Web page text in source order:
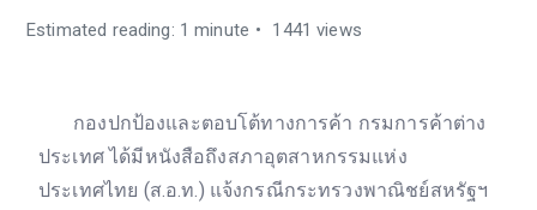
Estimated reading: 1 minute 1441 views
กองปกป้องและตอบโต้ทางการค้า กรมการค้าต่าง
ประเทศ ได้มีหนังสือถึงสภาอุตสาหกรรมแห่ง
ประเทศไทย (ส.อ.ท.) แจ้งกรณีกระทรวงพาณิชย์สหรัฐฯ